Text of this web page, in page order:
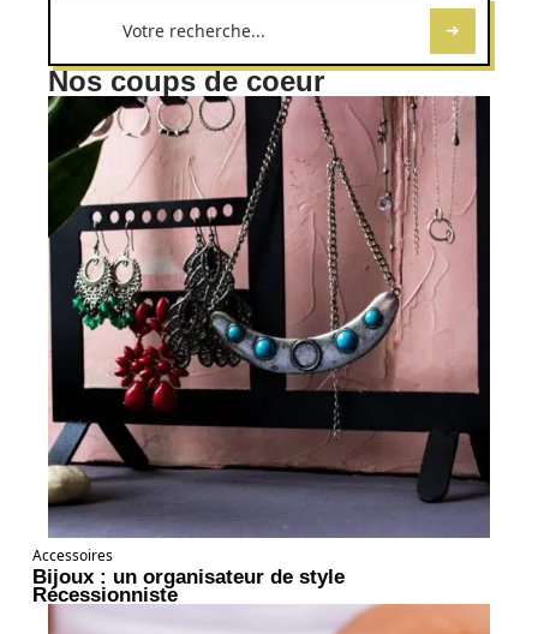
Nos coups de coeur
Accessoires
Bijoux : un organisateur de style
Récessionniste